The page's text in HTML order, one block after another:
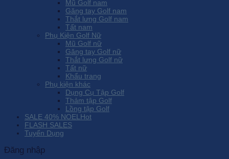
Mũ Golf nam
Găng tay Golf nam
Thắt lưng Golf nam
Tất nam
Phụ Kiện Golf Nữ
Mũ Golf nữ
Găng tay Golf nữ
Thắt lưng Golf nữ
Tất nữ
Khẩu trang
Phụ kiện khác
Dụng Cụ Tập Golf
Thảm tập Golf
Lồng tập Golf
SALE 40% NOEL
FLASH SALES
Tuyển Dụng
Đăng nhập